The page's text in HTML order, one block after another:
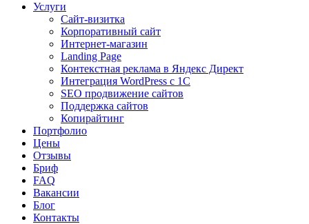
Услуги
Сайт-визитка
Корпоративный сайт
Интернет-магазин
Landing Page
Контекстная реклама в Яндекс Директ
Интеграция WordPress c 1C
SEO продвижение сайтов
Поддержка сайтов
Копирайтинг
Портфолио
Цены
Отзывы
Бриф
FAQ
Вакансии
Блог
Контакты